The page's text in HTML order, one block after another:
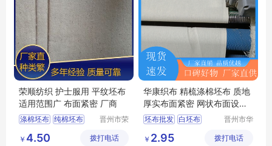
荣顺纺织 护士服用 平纹坯布
适用范围广 布面紧密 厂商
涤棉坯布 纯棉坯布
平纹坯布
晋州市荣
限公司
￥ 4.50 拨打电话
华康织布 精梳涤棉坯布 质地
厚实布面紧密 网状布面设计
实力厂家
坯布批发 白坯布
家纺坯布厂家
晋州市华
￥ 2.95 拨打电话